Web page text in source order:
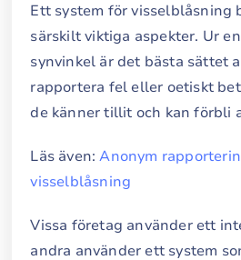
Ett system för visselblåsning
särskilt viktiga aspekter. Ur
synvinkel är det bästa sättet
rapportera fel eller oetiskt
de känner tillit och kan förbli
Läs även:Anonym
visselblåsning
Vissa företag använder ett
andra använder ett system